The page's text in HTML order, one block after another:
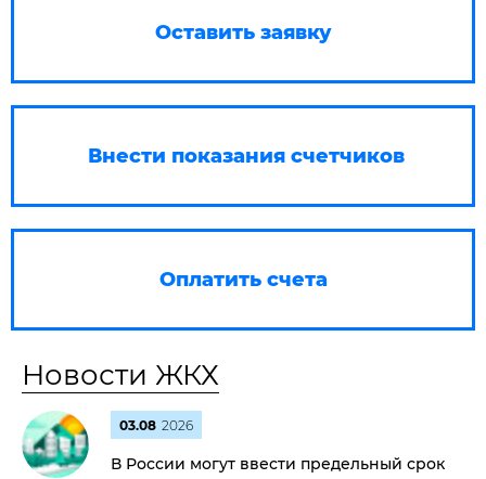
Оставить заявку
Внести показания счетчиков
Оплатить счета
Новости ЖКХ
03.08 2026
В России могут ввести предельный срок